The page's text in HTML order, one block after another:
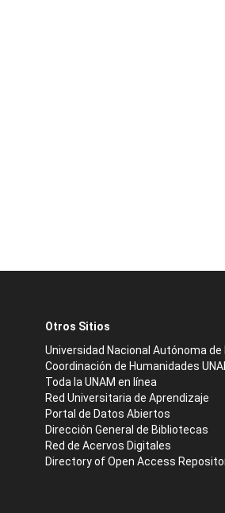
Otros Sitios
Universidad Nacional Autónoma de
Coordinación de Humanidades
Toda la UNAM en línea
Red Universitaria de Aprendizaje
Portal de Datos Abiertos
Dirección General de Bibliotecas
Red de Acervos Digitales
Directory of Open Access